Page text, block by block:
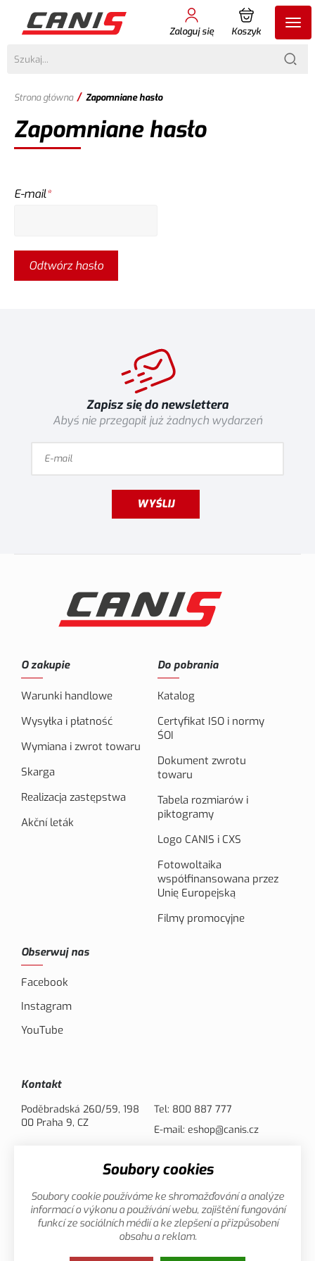
Zaloguj się Koszyk
Strona główna / Zapomniane hasło
Zapomniane hasło
E-mail*
Odtwórz hasło
Zapisz się do newslettera
Abyś nie przegapił już żadnych wydarzeń
WYŚLIJ
O zakupie
Warunki handlowe
Wysyłka i płatność
Wymiana i zwrot towaru
Skarga
Realizacja zastępstwa
Akční leták
Do pobrania
Katalog
Certyfikat ISO i normy
ŚOI
Dokument zwrotu
towaru
Tabela rozmiarów i
piktogramy
Logo CANIS i CXS
Fotowoltaika
współfinansowana przez
Unię Europejską
Filmy promocyjne
Obserwuj nas
Facebook
Instagram
YouTube
Kontakt
Poděbradská 260/59, 198
00 Praha 9, CZ
Tel: 800 887 777
E-mail: eshop@canis.cz
Soubory cookies
Soubory cookie používáme ke shromažďování a analýze
informací o výkonu a používání webu, zajištění fungování
funkcí ze sociálních médií a ke zlepšení a přizpůsobení
obsahu a reklam.